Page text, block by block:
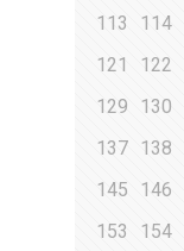
113
114
121
122
129
130
137 138
145
146
153
154